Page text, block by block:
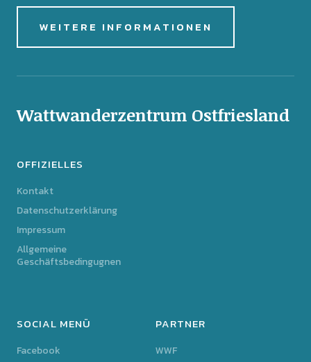
WEITERE INFORMATIONEN
Wattwanderzentrum Ostfriesland
OFFIZIELLES
Kontakt
Datenschutzerklärung
Impressum
Allgemeine
Geschäftsbedingugnen
SOCIAL MENÜ
Facebook
PARTNER
WWF